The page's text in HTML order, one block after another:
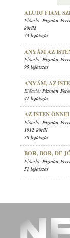
ALUDJ FIAM,
Előadó: Pázmán
körül
73 lejátszás
ANYÁM AZ
Előadó: Pázmán
95 lejátszás
ANYÁM, AZ
Előadó: Pázmán
41 lejátszás
AZ ISTEN
Előadó: Pázmán
1912 körül
38 lejátszás
BOR, BOR, DE
Előadó: Pázmán
51 lejátszás